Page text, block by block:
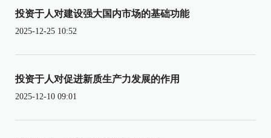
投资于人对建设强大国内市场的基础功能
2025-12-25 10:52
投资于人对促进新质生产力发展的作用
2025-12-10 09:01